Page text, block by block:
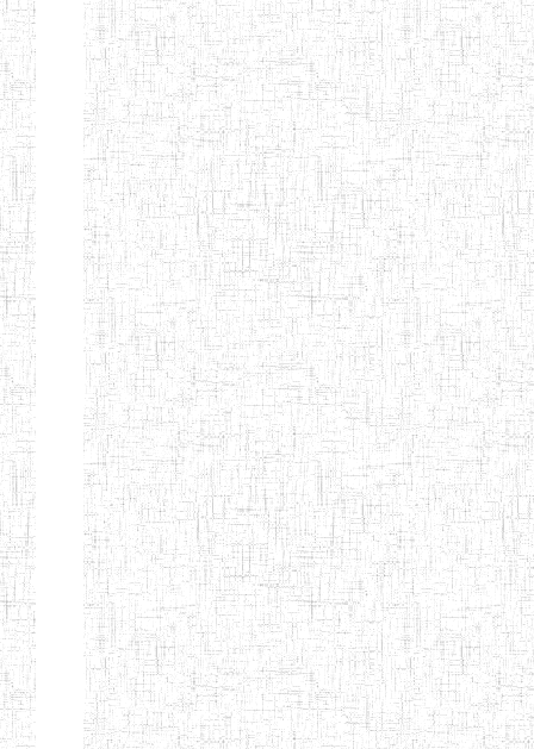
Afficher Page 2 sur 13 Total: 307
Début Préc. 1 2 3 4 5
6
Suivant
Fin
ENIEG MEVEC 02/07/2012 ENIEG Privé
Etablissements
d'enseignement
secondaire
technique
et
professionnel
ESTP